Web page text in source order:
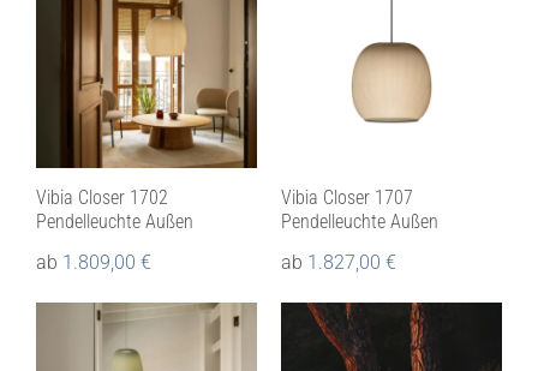
Vibia Closer 1702
Pendelleuchte Außen
ab 1.809,00 €
Vibia Closer 1707
Pendelleuchte Außen
ab 1.827,00 €